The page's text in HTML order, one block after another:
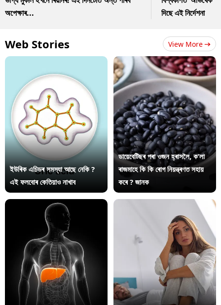
অপেক্ষাৰ...
দিছে এই নিৰ্দেশনা
Web Stories View More
ইউৰিক এচিডৰ সমস্যা আছে নেকি ?
এই ফলবোৰ কেতিয়াও নাখাব
ডায়েবেটিছৰ পৰা ওজন হ্ৰাসলৈ, ক’লা
ৰাজমাহে কি কি ৰোগ নিয়ন্ত্ৰণত সহায়
কৰে ? জানক